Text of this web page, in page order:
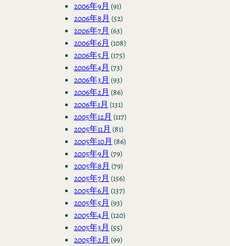
2006年9月 (91)
2006年8月 (52)
2006年7月 (63)
2006年6月 (108)
2006年5月 (175)
2006年4月 (73)
2006年3月 (93)
2006年2月 (86)
2006年1月 (131)
2005年12月 (117)
2005年11月 (81)
2005年10月 (86)
2005年9月 (79)
2005年8月 (79)
2005年7月 (156)
2005年6月 (137)
2005年5月 (93)
2005年4月 (120)
2005年3月 (55)
2005年2月 (99)